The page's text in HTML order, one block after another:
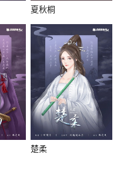
夏秋桐
楚柔